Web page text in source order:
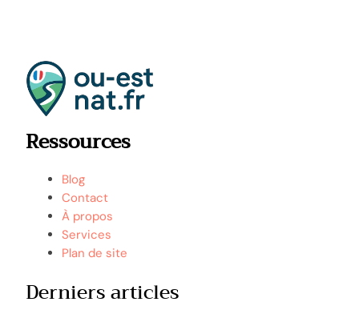
Ressources
Blog
Contact
À propos
Services
Plan de site
Derniers articles